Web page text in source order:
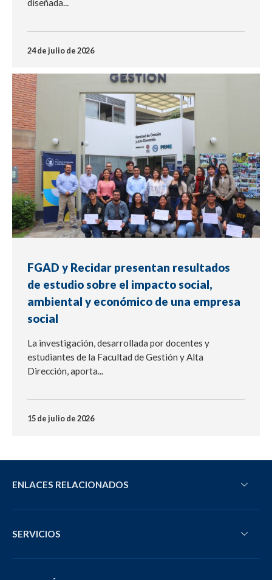
diseñada...
24 de julio de 2026
NOTICIA
FGAD y Recidar presentan resultados
de estudio sobre el impacto social,
ambiental y económico de una empresa
social
La investigación, desarrollada por docentes y
estudiantes de la Facultad de Gestión y Alta
Dirección, aporta...
15 de julio de 2026
ENLACES RELACIONADOS
SERVICIOS